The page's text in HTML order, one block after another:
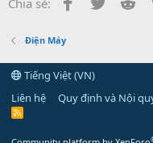
Điện Máy
Tiếng Việt (VN)
Liên hệ
Quy định và Nội
R